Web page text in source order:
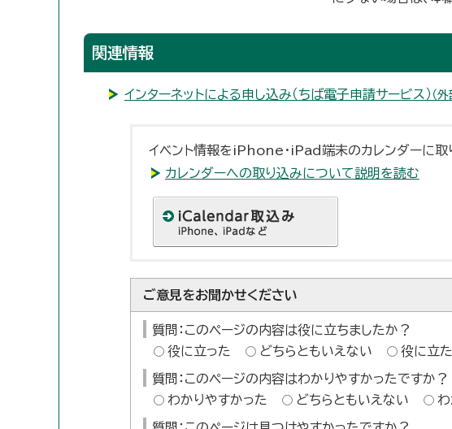
関連情報
インターネットによる申し込み（ちば電子申請サービス） （
イベント情報をiPhone・iPad端末のカレンダーに取
カレンダーへの取り込みについて説明を読む
ご意見をお聞かせください
質問：このページの内容は役に立ちましたか？
役に立った
どちらともいえない 役に立
質問：このページの内容はわかりやすかったですか？
わかりやすかった
どちらともいえない わ